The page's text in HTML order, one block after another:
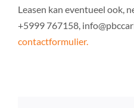
Leasen kan eventueel ook,
+5999 767158,
contactformulier.